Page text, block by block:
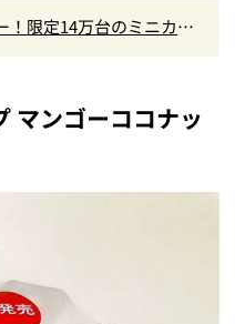
！限定14万台のミニカー
マンゴーココナッ